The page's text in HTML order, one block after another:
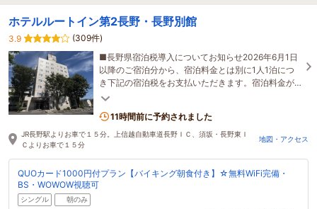
ホテルルートイン第2長野・長野別館
3.9
(309件)
■長野県宿泊税導入についてお知らせ2026年6月1日
以降のご宿泊分から、宿泊料金とは別に1人1泊につ
き下記の宿泊税をお支払いただきます。宿泊料金が1
人1泊6,000円以上(税抜料金）…宿泊税：200円
11時間前に予約されました
JR長野駅よりお車で１５分。上信越自動車道長野ＩＣ、須坂・長野東Ｉ
Ｃよりお車で１５分
地図・アクセス
QUOカード1000円付プラン【バイキング朝食付き】☆無料WiFi完備・
BS・WOWOW視聴可
シングル 朝のみ